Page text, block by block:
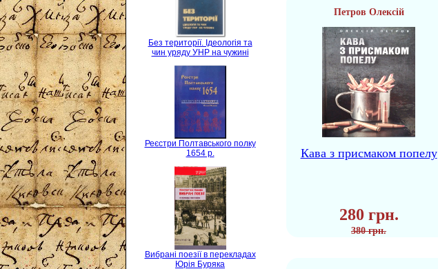
Без території. Ідеологія та
чин уряду УНР на чужині
Реєстри Полтавського полку
1654 р.
Вибрані поезії в перекладах
Юрія Буряка
Петров Олексій
Кава з присмаком попелу
280 грн.
380 грн.